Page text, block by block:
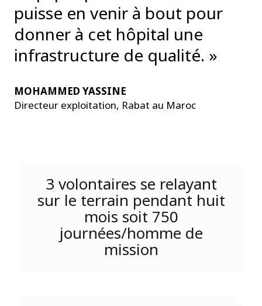
puisse en venir à bout pour
donner à cet hôpital une
infrastructure de qualité. »
MOHAMMED YASSINE
Directeur exploitation, Rabat au Maroc
3 volontaires se relayant
sur le terrain pendant huit
mois soit 750
journées/homme de
mission